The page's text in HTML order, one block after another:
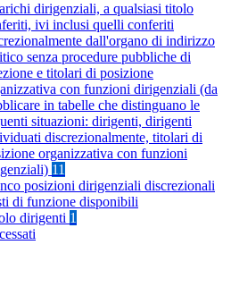
dirigenziali, a qualsiasi titolo
ivi inclusi quelli conferiti
dall'organo di indirizzo
senza procedure pubbliche di
e titolari di posizione
con funzioni dirigenziali (da
in tabelle che distinguano le
situazioni: dirigenti, dirigenti
discrezionalmente, titolari di
organizzativa con funzioni
11
posizioni dirigenziali discrezionali
di funzione disponibili
dirigenti 1